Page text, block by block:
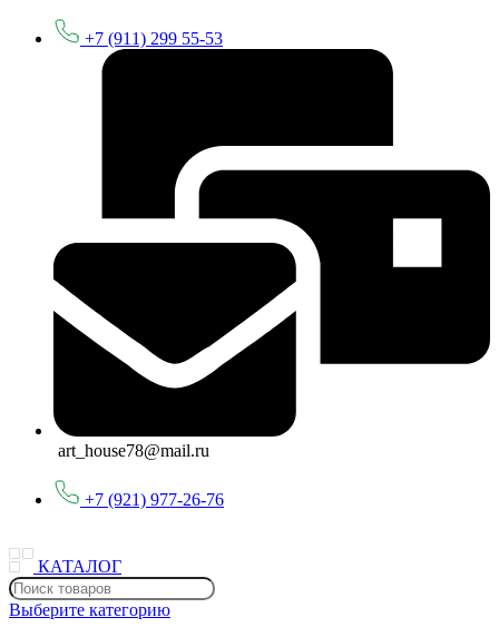
+7 (911) 299 55-53
art_house78@mail.ru
+7 (921) 977-26-76
КАТАЛОГ
Выберите категорию